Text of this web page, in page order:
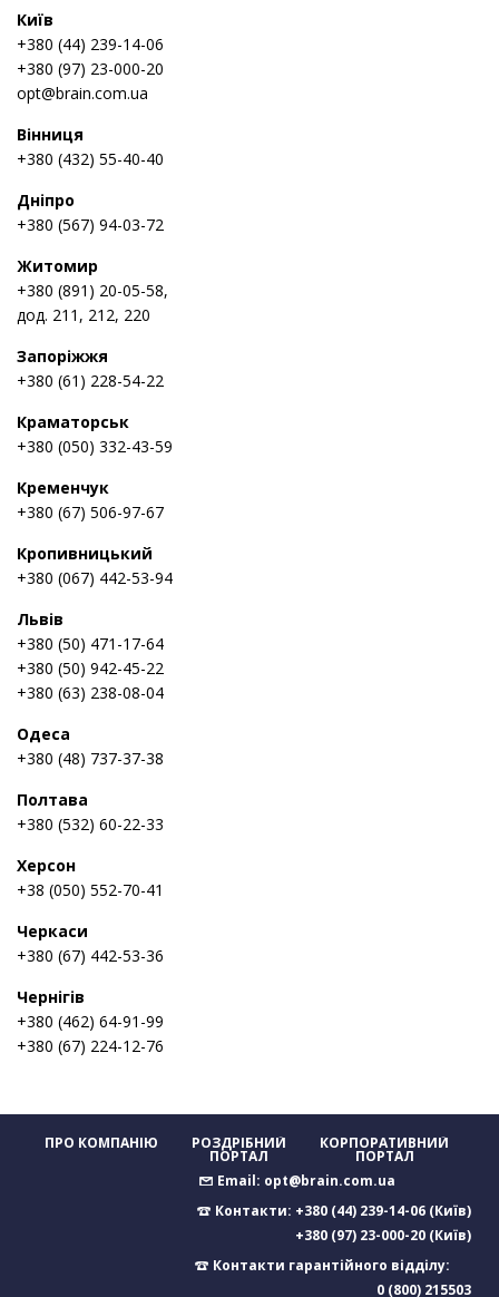
Київ
+380 (44) 239-14-06
+380 (97) 23-000-20
opt@brain.com.ua
Вінниця
+380 (432) 55-40-40
Дніпро
+380 (567) 94-03-72
Житомир
+380 (891) 20-05-58,
дод. 211, 212, 220
Запоріжжя
+380 (61) 228-54-22
Краматорськ
+380 (050) 332-43-59
Кременчук
+380 (67) 506-97-67
Кропивницький
+380 (067) 442-53-94
Львів
+380 (50) 471-17-64
+380 (50) 942-45-22
+380 (63) 238-08-04
Одеса
+380 (48) 737-37-38
Полтава
+380 (532) 60-22-33
Херсон
+38 (050) 552-70-41
Черкаси
+380 (67) 442-53-36
Чернігів
+380 (462) 64-91-99
+380 (67) 224-12-76
ПРО КОМПАНІЮ РОЗДРІБНИЙ
ПОРТАЛ
КОРПОРАТИВНИЙ
ПОРТАЛ
Email: opt@brain.com.ua
Контакти: +380 (44) 239-14-06 (Київ)
+380 (97) 23-000-20 (Київ)
Контакти гарантійного відділу:
0 (800) 215503